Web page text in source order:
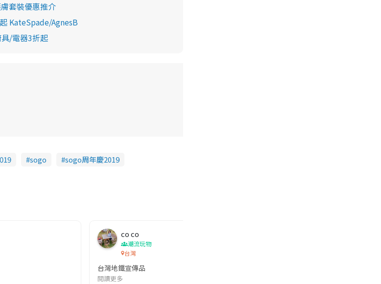
套裝優惠推介
KateSpade/AgnesB
具/電器3折起
sogo
sogo周年慶2019
畫,故事主軸圍繞女主角柳寶娜 —— 表面上是一間公司的職員,但其實暗地裡是負責處決逃過法網罪犯的阻擊手｡ 劇情從
co co
潮流玩物
台灣
台灣地鐵宣傳品
閱讀更多